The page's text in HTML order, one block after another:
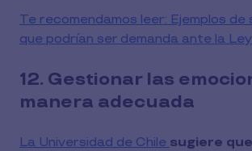
Te recomendamos leer: Ejemplos de
que podrían ser demanda ante la
12. Gestionar las
manera adecuada
La Universidad de Chile sugiere